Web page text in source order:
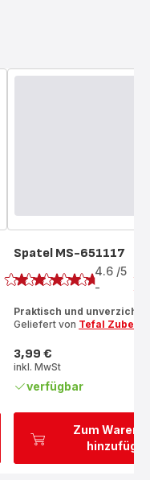
Zum
Spatel MS-651117
Bewertung
4.6 /5
-
Praktisch und
Geliefert von Tefal
Preis
3,99 €
inkl. MwSt
verfügbar